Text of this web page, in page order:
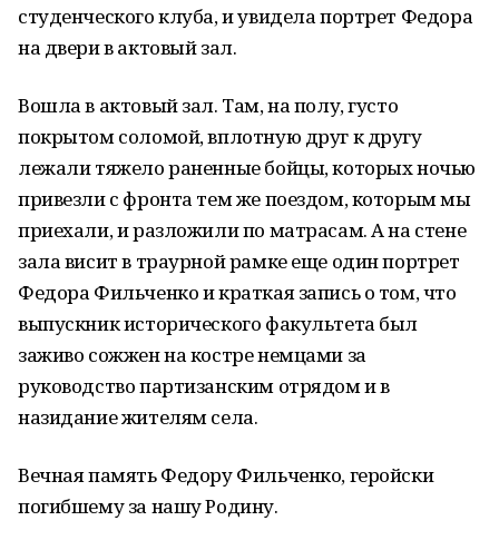
студенческого клуба, и увидела портрет Федора
на двери в актовый зал.
Вошла в актовый зал. Там, на полу, густо
покрытом соломой, вплотную друг к другу
лежали тяжело раненные бойцы, которых ночью
привезли с фронта тем же поездом, которым мы
приехали, и разложили по матрасам. А на стене
зала висит в траурной рамке еще один портрет
Федора Фильченко и краткая запись о том, что
выпускник исторического факультета был
заживо сожжен на костре немцами за
руководство партизанским отрядом и в
назидание жителям села.
Вечная память Федору Фильченко, геройски
погибшему за нашу Родину.